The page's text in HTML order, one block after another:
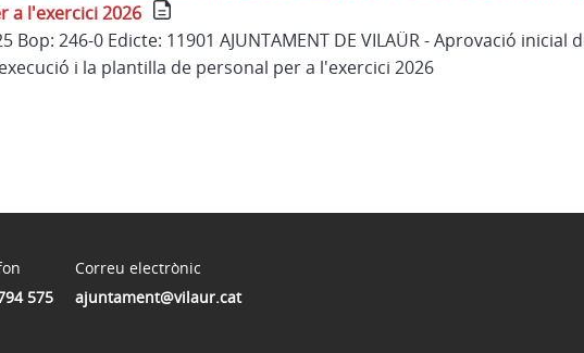
a l'exercici 2026
Bop: 246-0 Edicte: 11901 AJUNTAMENT DE VILAÜR - Aprovació inicial
i la plantilla de personal per a l'exercici 2026
575
Correu electrònic
ajuntament@vilaur.cat